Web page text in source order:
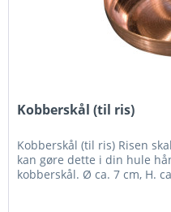
Kobberskål (til ris)
Kobberskål (til ris) Risen
kan gøre dette i din hule
kobberskål. Ø ca. 7 cm, H.